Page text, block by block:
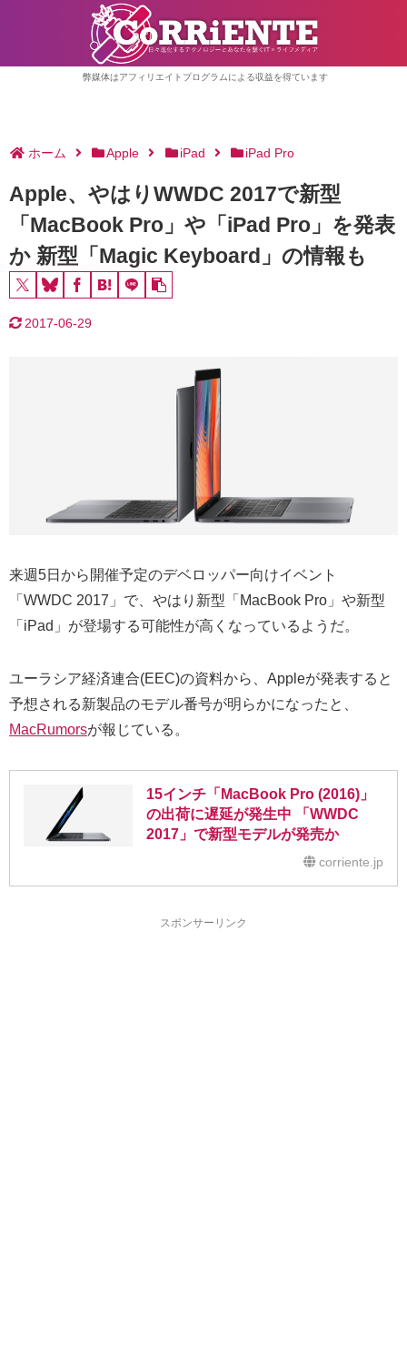
弊媒体はアフィリエイトプログラムによる収益を得ています
ホーム Apple iPad iPad Pro
Apple、やはりWWDC 2017で新型
「MacBook Pro」や「iPad Pro」を発表
か 新型「Magic Keyboard」の情報も
2017-06-29
来週5日から開催予定のデベロッパー向けイベント
「WWDC 2017」で、やはり新型「MacBook Pro」や新型
「iPad」が登場する可能性が高くなっているようだ。
ユーラシア経済連合(EEC)の資料から、Appleが発表すると
予想される新製品のモデル番号が明らかになったと、
MacRumorsが報じている。
15インチ「MacBook Pro (2016)」
の出荷に遅延が発生中 「WWDC
2017」で新型モデルが発売か
corriente.jp
スポンサーリンク